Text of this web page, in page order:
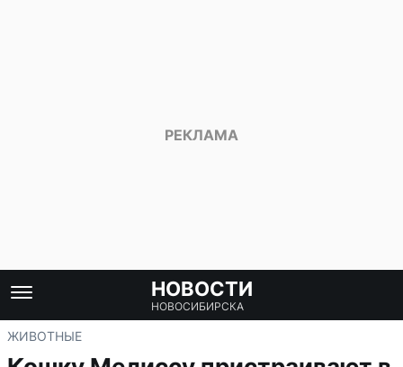
НОВОСТИ
НОВОСИБИРСКА
ЖИВОТНЫЕ